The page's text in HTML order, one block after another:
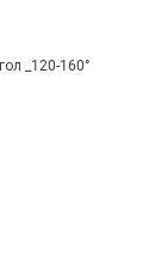
_120-160°